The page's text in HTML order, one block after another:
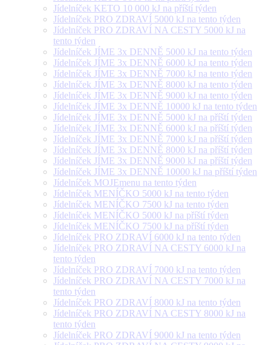
Jídelníček KETO 10 000 kJ na příští týden
Jídelníček PRO ZDRAVÍ 5000 kJ na tento týden
Jídelníček PRO ZDRAVÍ NA CESTY 5000 kJ na
tento týden
Jídelníček JÍME 3x DENNĚ 5000 kJ na tento týden
Jídelníček JÍME 3x DENNĚ 6000 kJ na tento týden
Jídelníček JÍME 3x DENNĚ 7000 kJ na tento týden
Jídelníček JÍME 3x DENNĚ 8000 kJ na tento týden
Jídelníček JÍME 3x DENNĚ 9000 kJ na tento týden
Jídelníček JÍME 3x DENNĚ 10000 kJ na tento týden
Jídelníček JÍME 3x DENNĚ 5000 kJ na příští týden
Jídelníček JÍME 3x DENNĚ 6000 kJ na příští týden
Jídelníček JÍME 3x DENNĚ 7000 kJ na příští týden
Jídelníček JÍME 3x DENNĚ 8000 kJ na příští týden
Jídelníček JÍME 3x DENNĚ 9000 kJ na příští týden
Jídelníček JÍME 3x DENNĚ 10000 kJ na příští týden
Jídelníček MOJEmenu na tento týden
Jídelníček MENÍČKO 5000 kJ na tento týden
Jídelníček MENÍČKO 7500 kJ na tento týden
Jídelníček MENÍČKO 5000 kJ na příští týden
Jídelníček MENÍČKO 7500 kJ na příští týden
Jídelníček PRO ZDRAVÍ 6000 kJ na tento týden
Jídelníček PRO ZDRAVÍ NA CESTY 6000 kJ na
tento týden
Jídelníček PRO ZDRAVÍ 7000 kJ na tento týden
Jídelníček PRO ZDRAVÍ NA CESTY 7000 kJ na
tento týden
Jídelníček PRO ZDRAVÍ 8000 kJ na tento týden
Jídelníček PRO ZDRAVÍ NA CESTY 8000 kJ na
tento týden
Jídelníček PRO ZDRAVÍ 9000 kJ na tento týden